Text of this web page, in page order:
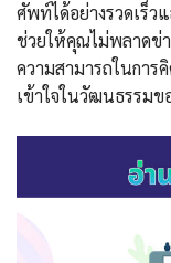
ศัพท์ได้อย่างรวดเร็ว
ช่วยให้คุณไม่พลาดข่
ความสามารถในกา
เข้าใจในวัฒนธรรมข